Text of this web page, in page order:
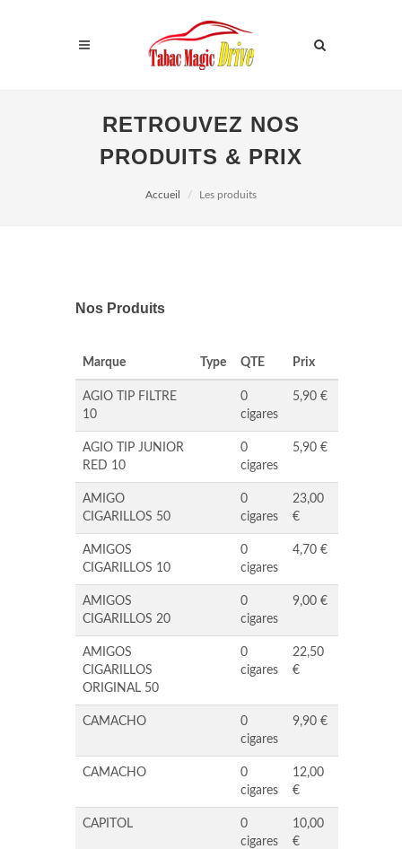
RETROUVEZ NOS
PRODUITS & PRIX
Accueil Les produits
Nos Produits
Marque Type QTE Prix
AGIO TIP FILTRE
10
0
cigares
5,90 €
AGIO TIP JUNIOR
RED 10
0
cigares
5,90 €
AMIGO
CIGARILLOS 50
0
cigares
23,00
€
AMIGOS
CIGARILLOS 10
0
cigares
4,70 €
AMIGOS
CIGARILLOS 20
0
cigares
9,00 €
AMIGOS
CIGARILLOS
ORIGINAL 50
0
cigares
22,50
€
CAMACHO
0
cigares
9,90 €
CAMACHO
0
cigares
12,00
€
CAPITOL
0
cigares
10,00
€